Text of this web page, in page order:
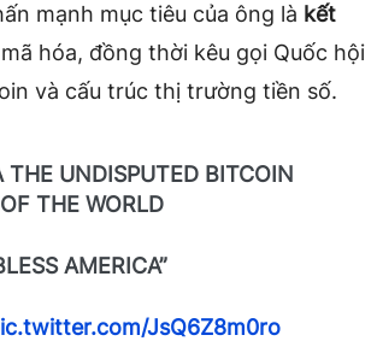
mạnh mục tiêu của ông là kết
hóa, đồng thời kêu gọi Quốc hội
và cấu trúc thị trường tiền số.
THE UNDISPUTED BITCOIN
THE WORLD
AMERICA”
JsQ6Z8m0ro